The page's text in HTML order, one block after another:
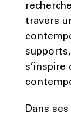
travers
Dans